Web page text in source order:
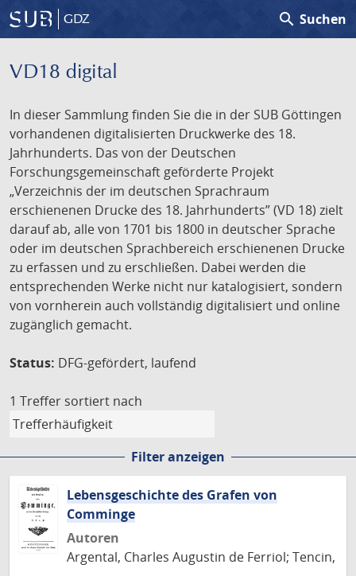
GDZ search Suchen
VD18 digital
In dieser Sammlung finden Sie die in der SUB Göttingen
vorhandenen digitalisierten Druckwerke des 18.
Jahrhunderts. Das von der Deutschen
Forschungsgemeinschaft geförderte Projekt
„Verzeichnis der im deutschen Sprachraum
erschienenen Drucke des 18. Jahrhunderts” (VD 18) zielt
darauf ab, alle von 1701 bis 1800 in deutscher Sprache
oder im deutschen Sprachbereich erschienenen Drucke
zu erfassen und zu erschließen. Dabei werden die
entsprechenden Werke nicht nur katalogisiert, sondern
von vornherein auch vollständig digitalisiert und online
zugänglich gemacht.
Status: DFG-gefördert, laufend
1 Treffer sortiert nach
Filter anzeigen
Lebensgeschichte des Grafen von
Comminge
Autoren
Argental, Charles Augustin de Ferriol; Tencin,